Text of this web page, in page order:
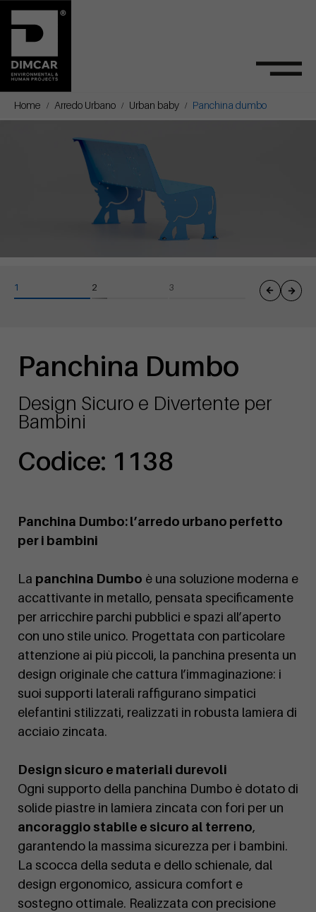
Home Arredo Urbano Urban baby Panchina dumbo
Panchina Dumbo
Design Sicuro e Divertente per
Bambini
Codice: 1138
Panchina Dumbo: l’arredo urbano perfetto
per i bambini
La panchina Dumbo è una soluzione moderna e
accattivante in metallo, pensata specificamente
per arricchire parchi pubblici e spazi all’aperto
con uno stile unico. Progettata con particolare
attenzione ai più piccoli, la panchina presenta un
design originale che cattura l’immaginazione: i
suoi supporti laterali raffigurano simpatici
elefantini stilizzati, realizzati in robusta lamiera di
acciaio zincata.
Design sicuro e materiali durevoli
Ogni supporto della panchina Dumbo è dotato di
solide piastre in lamiera zincata con fori per un
ancoraggio stabile e sicuro al terreno,
garantendo la massima sicurezza per i bambini.
La scocca della seduta e dello schienale, dal
design ergonomico, assicura comfort e
sostegno ottimale. Realizzata con precisione